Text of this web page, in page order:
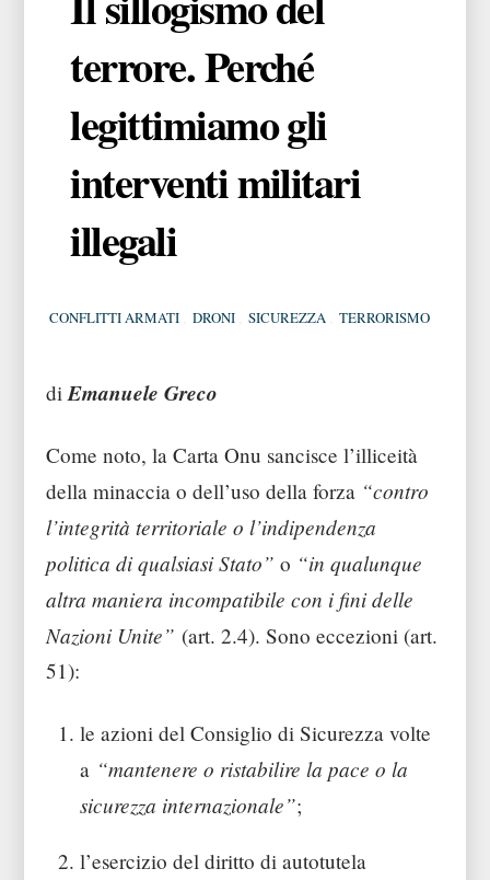
terrore. Perché
legittimiamo gli
interventi militari
illegali
CONFLITTI ARMATI DRONI SICUREZZA TERRORISMO
diEmanuele Greco
Come noto, la Carta Onu sancisce l’illiceità
della minaccia o dell’uso della forza “contro
l’integrità territoriale o l’indipendenza
politica di qualsiasi Stato” o “in qualunque
altra maniera incompatibile con i fini delle
Nazioni Unite” (art. 2.4). Sono eccezioni (art.
51):
le azioni del Consiglio di Sicurezza volte
a “mantenere o ristabilire la pace o la
sicurezza internazionale”;
l’esercizio del diritto di autotutela